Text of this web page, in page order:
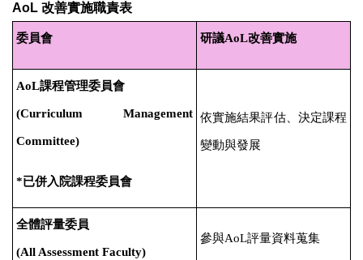
AoL 改善實施職責表
委員會 研議AoL改善實施
AoL課程管理委員會
(Curriculum Management
Committee)
*已併入院課程委員會
依實施結果評估、決定課程
變動與發展
全體評量委員
(All Assessment Faculty)
參與AoL評量資料蒐集